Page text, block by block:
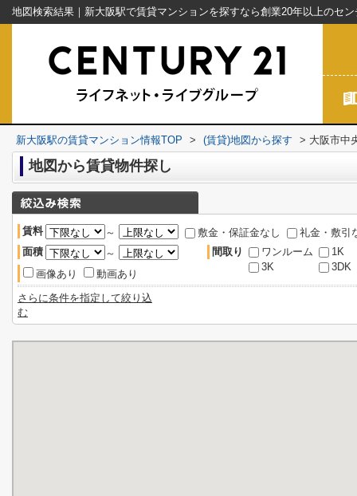
新大阪駅の賃貸マンション情報TOP > (賃貸)地図から探す > 大阪市中
地図から賃貸物件探し
賃料 ～ 敷金・保証金なし
礼金・敷引
面積
～
画像あり
動画あり
間取り ワンルーム
1K
3K
3DK
さらに条件を指定して絞り込
む